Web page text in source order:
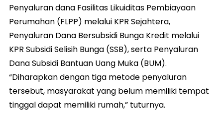
Penyaluran dana Fasilitas Likuiditas Pembiayaan
Perumahan (FLPP) melalui KPR Sejahtera,
Penyaluran Dana Bersubsidi Bunga Kredit melalui
KPR Subsidi Selisih Bunga (SSB), serta Penyaluran
Dana Subsidi Bantuan Uang Muka (BUM).
“Diharapkan dengan tiga metode penyaluran
tersebut, masyarakat yang belum memiliki tempat
tinggal dapat memiliki rumah,” tuturnya.